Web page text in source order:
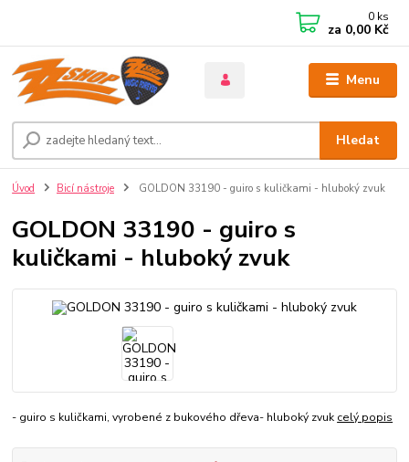
Menu
Hledat
0 ks
za 0,00 Kč
Úvod Bicí nástroje GOLDON 33190 - guiro s kuličkami - hluboký zvuk
GOLDON 33190 - guiro s
kuličkami - hluboký zvuk
- guiro s kuličkami, vyrobené z bukového dřeva- hluboký zvuk celý popis